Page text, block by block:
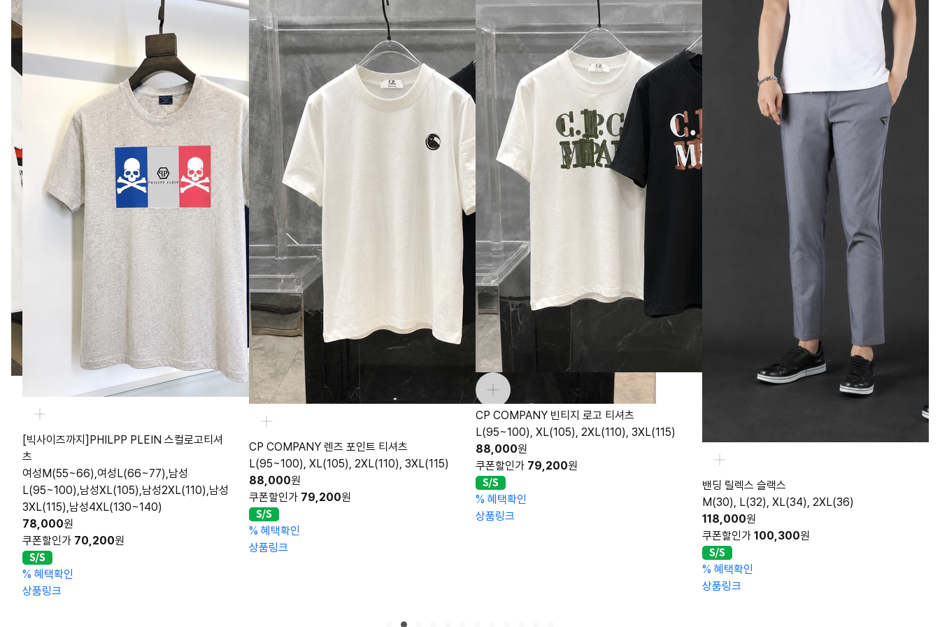
티셔
남성
CP COMPANY 렌즈 포인트 티셔츠
L(95~100), XL(105), 2XL(110), 3XL(115)
88,000원
쿠폰할인가79,200원
% 혜택확인
상품링크
L(95~100), XL(105), 2XL(110), 3XL(115)
88,000원
쿠폰할인가79,200원
% 혜택확인
상품링크
밴딩 릴렉스 슬랙스
M(30), L(32), XL(34), 2XL(36)
118,000
98,000원
쿠폰할인가 88,200원
% 혜택확인
상품링크